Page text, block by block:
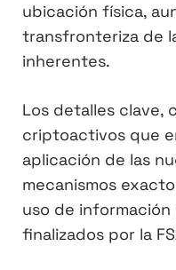
ubicación física,
transfronteriza de
inherentes.
Los detalles clave,
criptoactivos que
aplicación de las
mecanismos
uso de información
finalizados por la